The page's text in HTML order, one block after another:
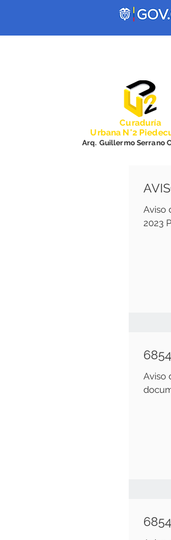
Curaduría
Urbana N°2
Arq. Guillermo Serrano
Aviso
2023
Aviso de